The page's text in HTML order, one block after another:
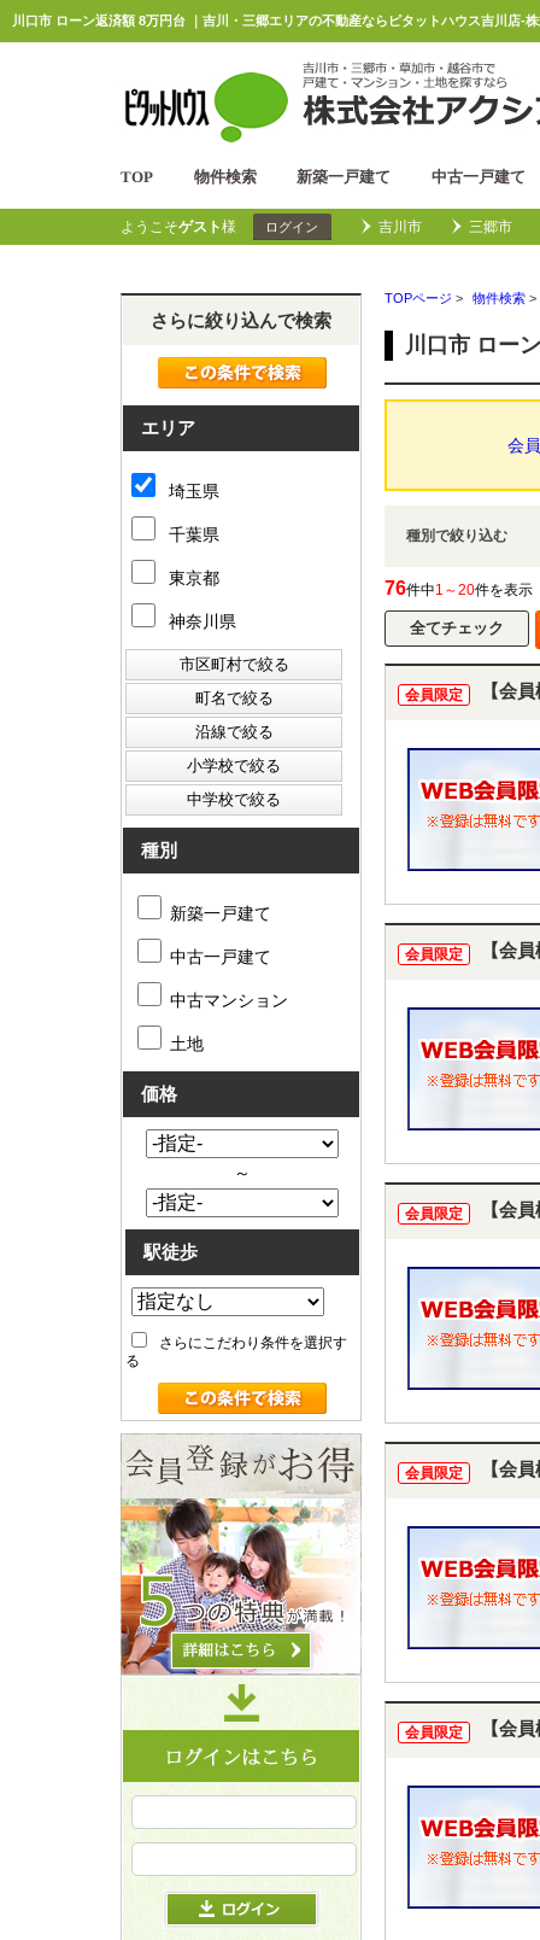
川口市 ローン返済額 8万円台 ｜吉川・三郷エリアの不動産ならピタットハウス吉川店-
TOP 物件検索 新築一戸建て 中古一戸建て
ようこそゲスト様 ログイン 吉川市 三郷市
TOPページ > 物件検索 >
川口市 ロー
会
種別で絞り込む
76件中1～20件を表示
会員限定 【会
会員限定 【会
会員限定 【会
会員限定 【会
会員限定 【会
さらに絞り込んで検索
エリア
埼玉県
千葉県
東京都
神奈川県
種別
新築一戸建て
中古一戸建て
中古マンション
土地
価格
～
駅徒歩
さらにこだわり条件を選択す
る